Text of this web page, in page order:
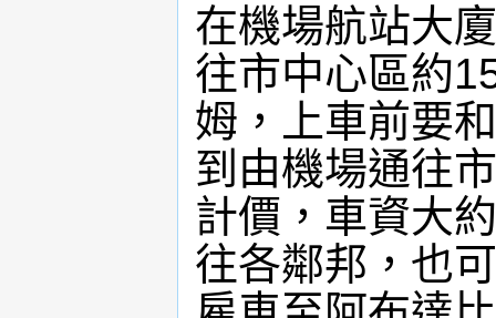
在機場航站大
往市中心區約
姆，上車前要
到由機場通往
計價，車資大
往各鄰邦，也